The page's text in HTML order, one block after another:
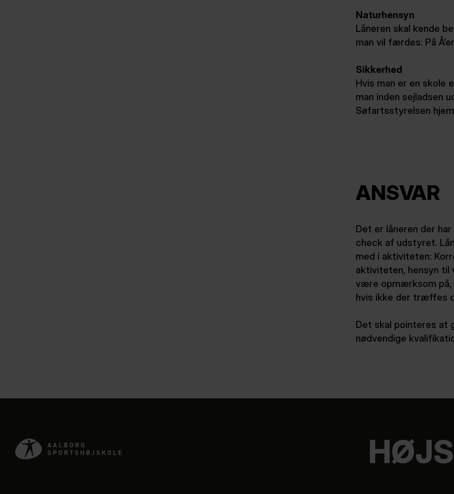
Naturhensyn
Låneren skal kende
man vil færdes: På
Sikkerhed
Hvis man er en skole
man inden sejladsen
Søfartsstyrelsen
ANSVAR
Det er låneren der
check af udstyret.
med i aktiviteten:
aktiviteten, hensyn til
være opmærksom på,
hvis ikke der træffes
Det skal pointeres at
nødvendige